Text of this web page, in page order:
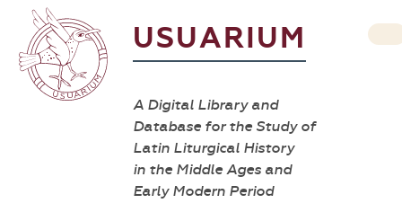
USUARIUM
A Digital Library and
Database for the Study of
Latin Liturgical History
in the Middle Ages and
Early Modern Period